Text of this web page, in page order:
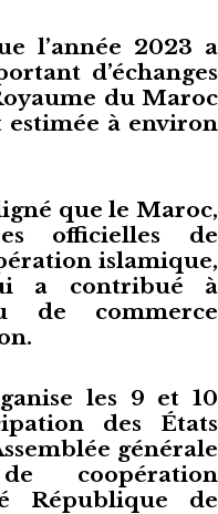
l’année 2023 a
d’échanges
du Maroc
estimée à environ
que le Maroc,
officielles de
islamique,
a contribué à
de commerce
les 9 et 10
des États
générale
coopération
République de